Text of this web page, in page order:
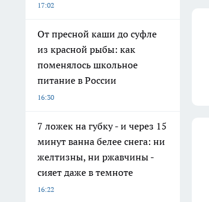
17:02
От пресной каши до суфле
из красной рыбы: как
поменялось школьное
питание в России
16:30
7 ложек на губку - и через 15
минут ванна белее снега: ни
желтизны, ни ржавчины -
сияет даже в темноте
16:22